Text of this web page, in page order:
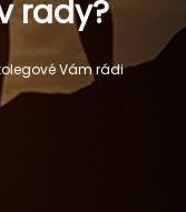
rady?
Vám rádi